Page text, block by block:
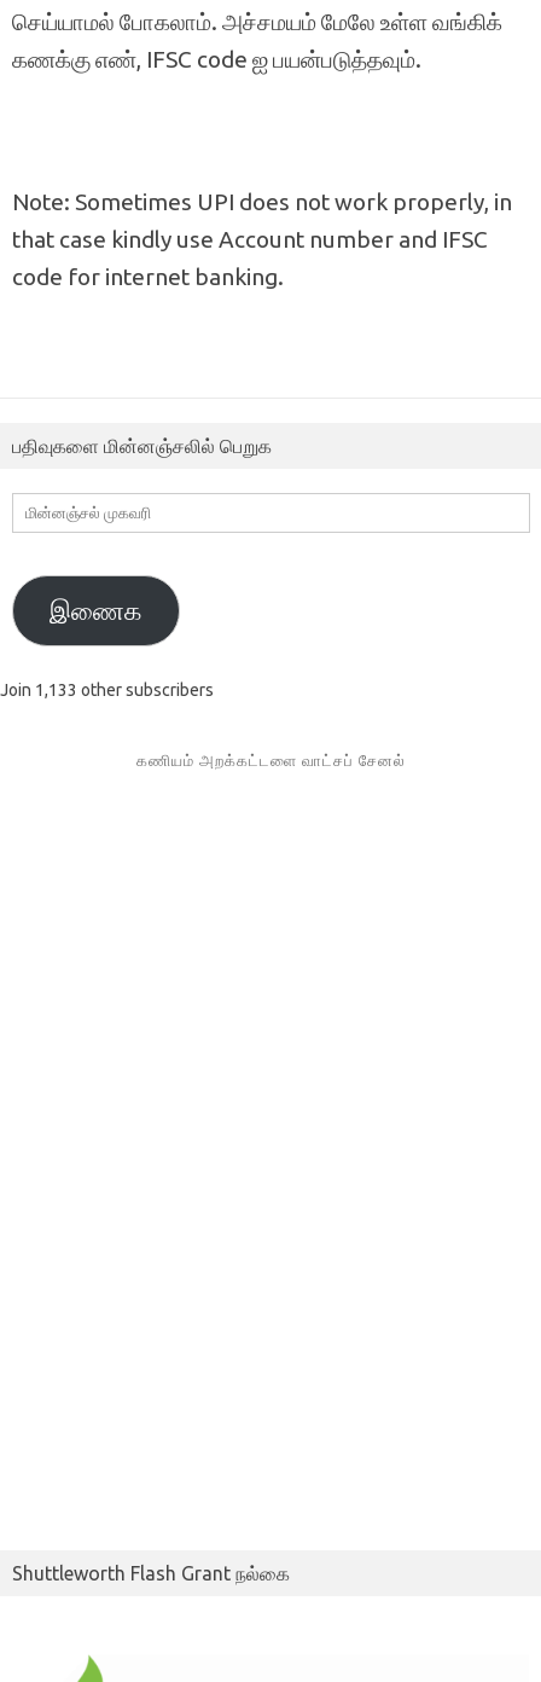
செய்யாமல் போகலாம். அச்சமயம் மேலே உள்ள வங்கிக்
கணக்கு எண், IFSC code ஐ பயன்படுத்தவும்.
Note: Sometimes UPI does not work properly, in
that case kindly use Account number and IFSC
code for internet banking.
பதிவுகளை மின்னஞ்சலில் பெறுக
மின்னஞ்சல்
முகவரி
இணைக
Join 1,133 other subscribers
கணியம் அறக்கட்டளை வாட்சப் சேனல்
Shuttleworth Flash Grant நல்கை